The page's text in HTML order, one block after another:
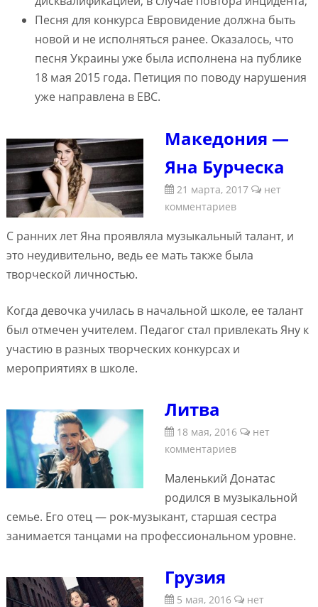
Песня для конкурса Евровидение должна быть
новой и не исполняться ранее. Оказалось, что
песня Украины уже была исполнена на публике
18 мая 2015 года. Петиция по поводу нарушения
уже направлена в ЕВС.
Македония —
Яна Бурческа
21 марта, 2017
нет
комментариев
С ранних лет Яна проявляла музыкальный талант, и
это неудивительно, ведь ее мать также была
творческой личностью.
Когда девочка училась в начальной школе, ее талант
был отмечен учителем. Педагог стал привлекать Яну к
участию в разных творческих конкурсах и
мероприятиях в школе.
Литва
18 мая, 2016
нет
комментариев
Маленький Донатас
родился в музыкальной
семье. Его отец — рок-музыкант, старшая сестра
занимается танцами на профессиональном уровне.
Грузия
5 мая, 2016
нет